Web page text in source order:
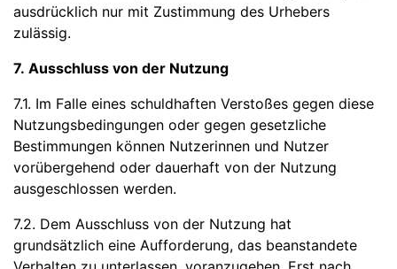
ausdrücklich nur mit Zustimmung des Urhebers
zulässig.
7. Ausschluss von der Nutzung
7.1. Im Falle eines schuldhaften Verstoßes gegen diese
Nutzungsbedingungen oder gegen gesetzliche
Bestimmungen können Nutzerinnen und Nutzer
vorübergehend oder dauerhaft von der Nutzung
ausgeschlossen werden.
7.2. Dem Ausschluss von der Nutzung hat
grundsätzlich eine Aufforderung, das beanstandete